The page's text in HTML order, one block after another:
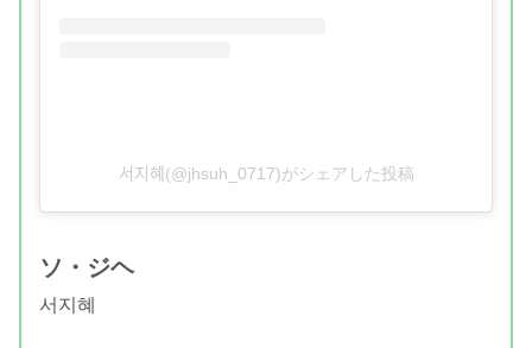
서지혜(@jhsuh_0717)がシェアした投稿
ソ・ジヘ
서지혜